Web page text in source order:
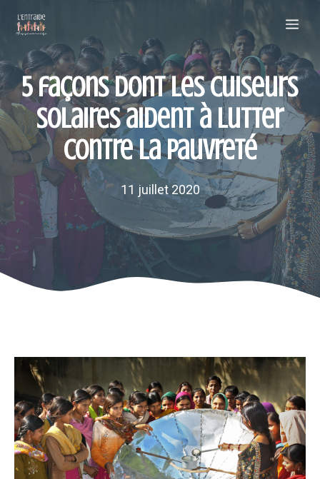
contenu
5 façons dont les cuiseurs
solaires aident à lutter
contre la pauvreté
11 juillet 2020